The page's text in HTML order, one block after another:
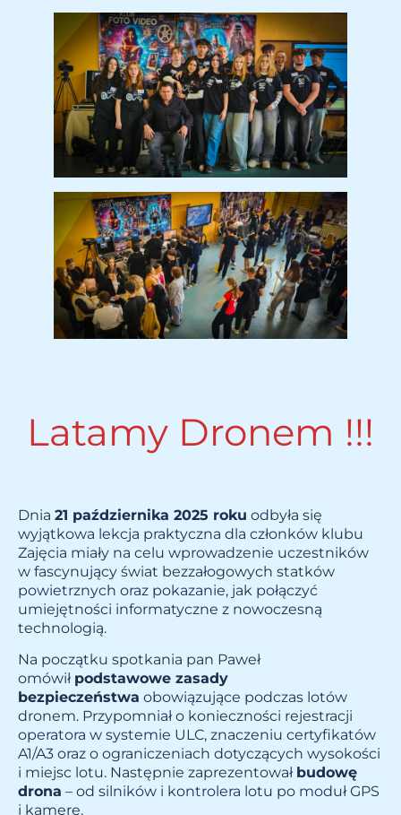
Latamy Dronem !!!
Dnia 21 października 2025 roku odbyła się
wyjątkowa lekcja praktyczna dla członków klubu
Zajęcia miały na celu wprowadzenie uczestników
w fascynujący świat bezzałogowych statków
powietrznych oraz pokazanie, jak połączyć
umiejętności informatyczne z nowoczesną
technologią.
Na początku spotkania pan Paweł
omówił podstawowe zasady
bezpieczeństwa obowiązujące podczas lotów
dronem. Przypomniał o konieczności rejestracji
operatora w systemie ULC, znaczeniu certyfikatów
A1/A3 oraz o ograniczeniach dotyczących wysokości
i miejsc lotu. Następnie zaprezentował budowę
drona – od silników i kontrolera lotu po moduł GPS
i kamerę.